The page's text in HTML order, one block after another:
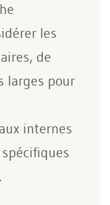
les
de
larges pour
internes